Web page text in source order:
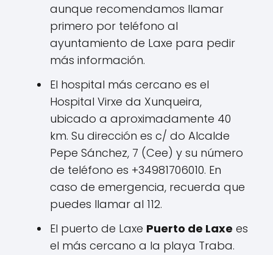
aunque recomendamos llamar
primero por teléfono al
ayuntamiento de Laxe para pedir
más información.
El hospital más cercano es el
Hospital Virxe da Xunqueira,
ubicado a aproximadamente 40
km. Su dirección es c/ do Alcalde
Pepe Sánchez, 7 (Cee) y su número
de teléfono es +34981706010. En
caso de emergencia, recuerda que
puedes llamar al 112.
El puerto de Laxe Puerto de Laxe es
el más cercano a la playa Traba.